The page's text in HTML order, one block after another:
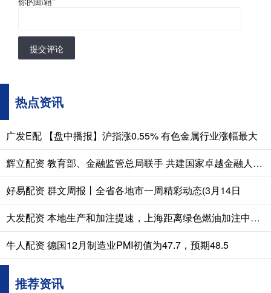
提交评论
热点资讯
广发E配 【盘中播报】沪指涨0.55% 有色金属行业涨幅最大
辉立配资 教育部、金融监管总局联手 共建国家卓越金融人才培养基地
好易配资 群文周报丨全省各地市一周精彩动态(3月14日
大发配资 本地生产和加注提速，上海距离绿色燃油加注中心还有多远
牛人配资 德国12月制造业PMI初值为47.7，预期48.5
推荐资讯